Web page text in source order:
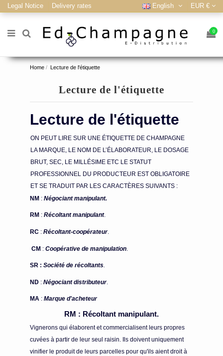
Legal Notice Delivery rates English EUR €
0
Home Lecture de l'étiquette
Lecture de l'étiquette
Lecture de l'étiquette
ON PEUT LIRE SUR UNE ÉTIQUETTE DE CHAMPAGNE
LA MARQUE, LE NOM DE L’ÉLABORATEUR, LE DOSAGE
BRUT, SEC, LE MILLÉSIME ETC LE STATUT
PROFESSIONNEL DU PRODUCTEUR EST OBLIGATOIRE
ET SE TRADUIT PAR LES CARACTÈRES SUIVANTS :
NM: Négociant manipulant.
RM : Récoltant manipulant.
RC: Récoltant-coopérateur.
CM: Coopérative de manipulation.
SR : Société de récoltants.
ND: Négociant distributeur.
MA: Marque d'acheteur
RM : Récoltant manipulant.
Vignerons qui élaborent et commercialisent leurs propres
cuvées à partir de leur seul raisin. Ils doivent uniquement
vinifier le produit de leurs parcelles pour qu'ils aient droit à